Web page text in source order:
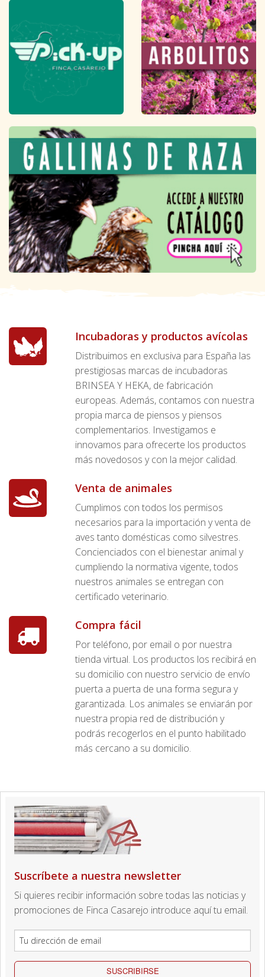
Incubadoras y productos avícolas
Distribuimos en exclusiva para España las
prestigiosas marcas de incubadoras
BRINSEA Y HEKA, de fabricación
europeas. Además, contamos con nuestra
propia marca de piensos y piensos
complementarios. Investigamos e
innovamos para ofrecerte los productos
más novedosos y con la mejor calidad.
Venta de animales
Cumplimos con todos los permisos
necesarios para la importación y venta de
aves tanto domésticas como silvestres.
Concienciados con el bienestar animal y
cumpliendo la normativa vigente, todos
nuestros animales se entregan con
certificado veterinario.
Compra fácil
Por teléfono, por email o por nuestra
tienda virtual. Los productos los recibirá en
su domicilio con nuestro servicio de envío
puerta a puerta de una forma segura y
garantizada. Los animales se enviarán por
nuestra propia red de distribución y
podrás recogerlos en el punto habilitado
más cercano a su domicilio.
Suscríbete a nuestra newsletter
Si quieres recibir información sobre todas las noticias y
promociones de Finca Casarejo introduce aquí tu email.
SUSCRIBIRSE